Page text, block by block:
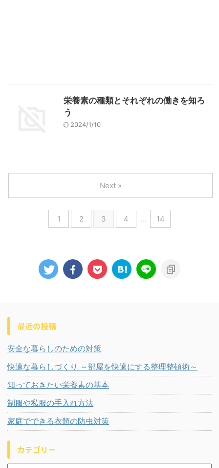
栄養素の種類とそれぞれの働きを知ろ
う
2024/1/10
1 2 3 4 … 14
Next »
最近の投稿
安全な暮らしのための対策
快適な暮らしづくり ～部屋を快適にする整理整頓術～
知っておきたい栄養素の基本
制服や私服の手入れ方法
家庭でできる衣類の防虫対策
カテゴリー